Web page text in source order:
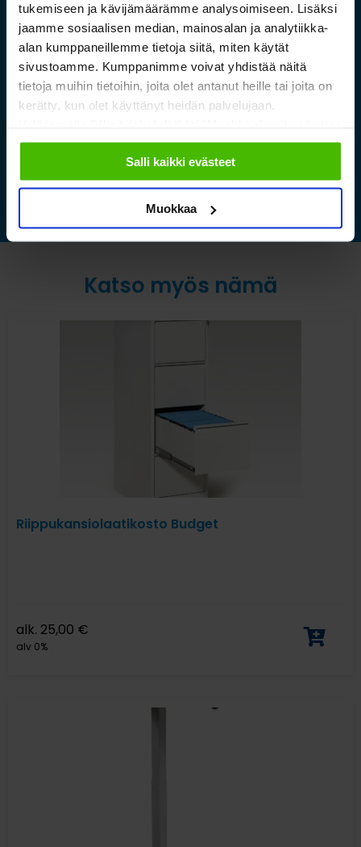
tukemiseen ja kävijämäärämme analysoimiseen. Lisäksi
jaamme sosiaalisen median, mainosalan ja analytiikka-
alan kumppaneillemme tietoja siitä, miten käytät
sivustoamme. Kumppanimme voivat yhdistää näitä
tietoja muihin tietoihin, joita olet antanut heille tai joita on
kerätty, kun olet käyttänyt heidän palvelujaan.
sallimiisi evästeisiin.
Salli kaikki evästeet
Muokkaa
Saamelaismuseon ja
luontokeskuksen esineistölle
sopivat ilmastoidut ja
kestävät säilytysratkaisut
Lue lisää »
Katso myös nämä
Riippukansiolaatikosto Budget
alk. 25,00 €
alv 0%